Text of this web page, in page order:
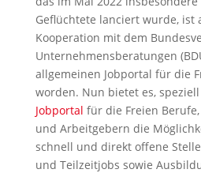
Geflüchtete lanciert wurde, ist
Kooperation mit dem
Unternehmensberatungen
allgemeinen Jobportal für die
worden. Nun bietet es,
Jobportal für die Freien
und Arbeitgebern die
schnell und direkt offene
und Teilzeitjobs sowie